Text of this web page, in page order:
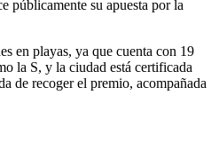
públicamente su apuesta por la
en playas, ya que cuenta con 19
la S, y la ciudad está certificada
de recoger el premio, acompañada